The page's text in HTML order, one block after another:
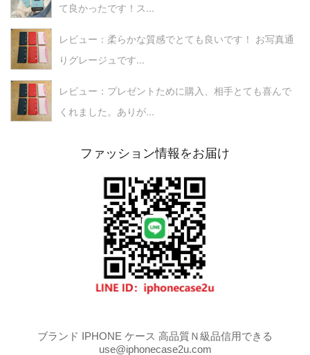
て良かったです！ス...
レビュー：柔らかな質感でとても良いです！ お写真通
りグレージュです...
レビュー：プレゼントために購入、相手とても喜んで
くれました。ありが...
ファッション情報をお届け
ブランド IPHONE ケース 高品質Ｎ級品信用できる
use@iphonecase2u.com